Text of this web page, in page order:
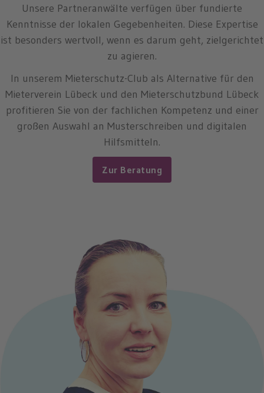
Unsere Partneranwälte verfügen über fundierte
Kenntnisse der lokalen Gegebenheiten. Diese Expertise
ist besonders wertvoll, wenn es darum geht, zielgerichtet
zu agieren.
In unserem Mieterschutz-Club als Alternative für den
Mieterverein Lübeck und den Mieterschutzbund Lübeck
profitieren Sie von der fachlichen Kompetenz und einer
großen Auswahl an Musterschreiben und digitalen
Hilfsmitteln.
Zur Beratung